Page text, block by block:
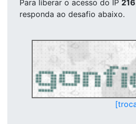
Para liberar o acesso do IP
responda ao desafio abaixo.